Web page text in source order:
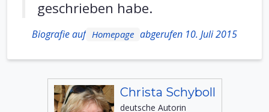
geschrieben habe.
Biografie auf Homepage abgerufen 10. Juli 2015
Christa Schyboll
deutsche Autorin